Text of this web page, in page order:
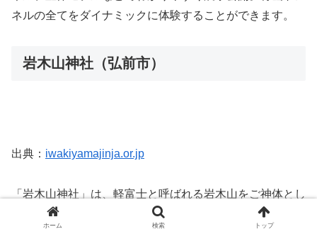
ネルの全てをダイナミックに体験することができます。
岩木山神社（弘前市）
出典： iwakiyamajinja.or.jp
「岩木山神社」は、軽富士と呼ばれる岩木山をご神体とし
た1200年以上の歴史がある開運招福の神社で、古くから
ホーム 検索 トップ